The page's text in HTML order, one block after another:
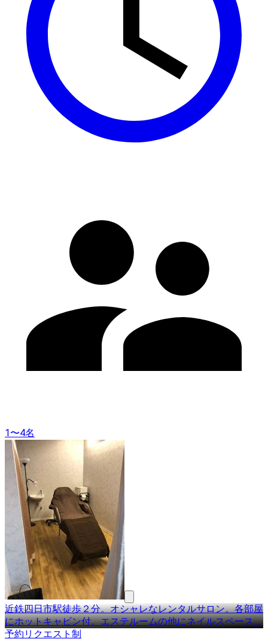
1〜4名
近鉄四日市駅徒歩２分。オシャレなレンタルサロン。各部屋
にホットキャビン付。エステルームの他にネイルスペース…
予約リクエスト制